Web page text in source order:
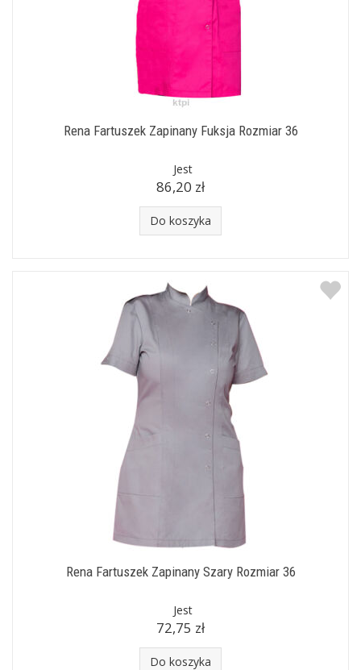
Rena Fartuszek Zapinany Fuksja Rozmiar 36
Jest
86,20 zł
Do koszyka
Rena Fartuszek Zapinany Szary Rozmiar 36
Jest
72,75 zł
Do koszyka